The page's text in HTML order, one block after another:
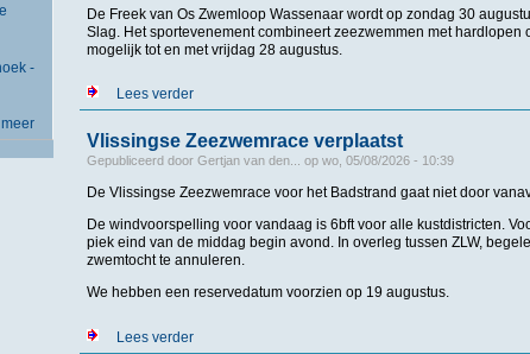
-
meer
De Freek van Os Zwemloop Wassenaar wordt op zondag 30
Slag. Het sportevenement combineert zeezwemmen met
mogelijk tot en met vrijdag 28 augustus.
Lees verderover Freek van Os Zwemloop Wassenaar beleeft op
Vlissingse Zeezwemrace verplaatst
Gepubliceerd door Gertjan van den... op wo, 05/08/2026 - 10:39
De Vlissingse Zeezwemrace voor het Badstrand gaat niet door
De windvoorspelling voor vandaag is 6bft voor alle kustdistricten.
piek eind van de middag begin avond. In overleg tussen ZLW,
zwemtocht te annuleren.
We hebben een reservedatum voorzien op 19 augustus.
Lees verderover Vlissingse Zeezwemrace verplaatst